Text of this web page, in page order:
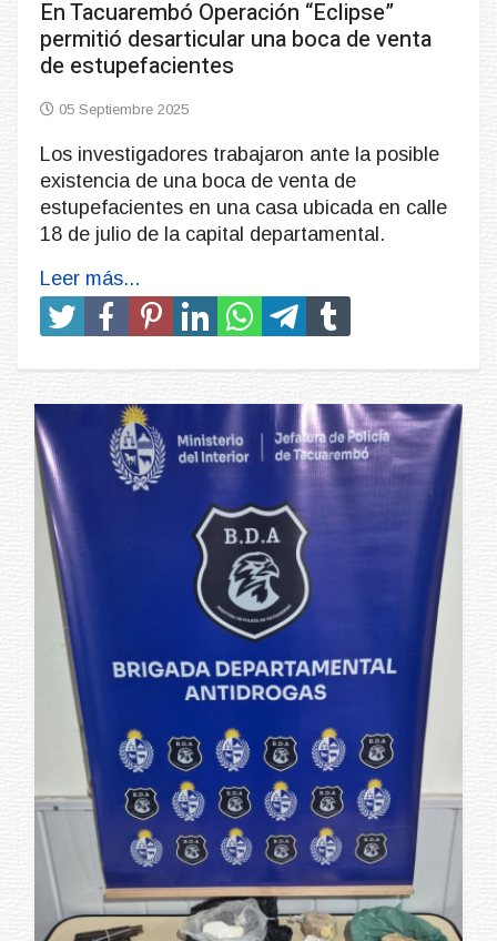
En Tacuarembó Operación “Eclipse”
permitió desarticular una boca de venta
de estupefacientes
05 Septiembre 2025
Los investigadores trabajaron ante la posible
existencia de una boca de venta de
estupefacientes en una casa ubicada en calle
18 de julio de la capital departamental.
Leer más...